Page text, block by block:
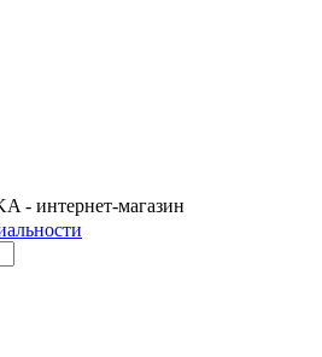
- интернет-магазин